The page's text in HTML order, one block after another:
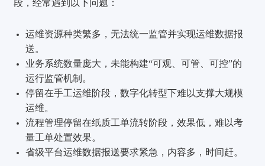
段，经常遇到以下问题：
运维资源种类繁多，无法统一监管并实现运维数据报
送。
业务系统数量庞大，未能构建“可观、可管、可控”的
运行监管机制。
停留在手工运维阶段，数字化转型下难以支撑大规模
运维。
流程管理停留在纸质工单流转阶段，效果低，难以考
量工单处置效果。
省级平台运维数据报送要求紧急，内容多，时间赶。